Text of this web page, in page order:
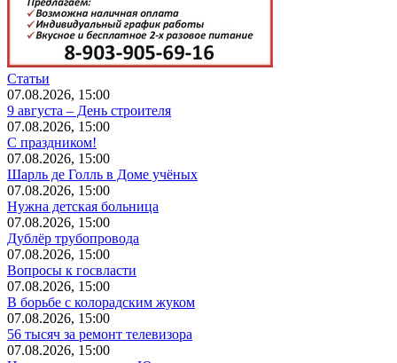
Статьи
07.08.2026, 15:00
9 августа – День строителя
07.08.2026, 15:00
С праздником!
07.08.2026, 15:00
Шарль де Голль в Доме учёных
07.08.2026, 15:00
Нужна детская больница
07.08.2026, 15:00
Дублёр трубопровода
07.08.2026, 15:00
Вопросы к госвласти
07.08.2026, 15:00
В борьбе с колорадским жуком
07.08.2026, 15:00
56 тысяч за ремонт телевизора
07.08.2026, 15:00